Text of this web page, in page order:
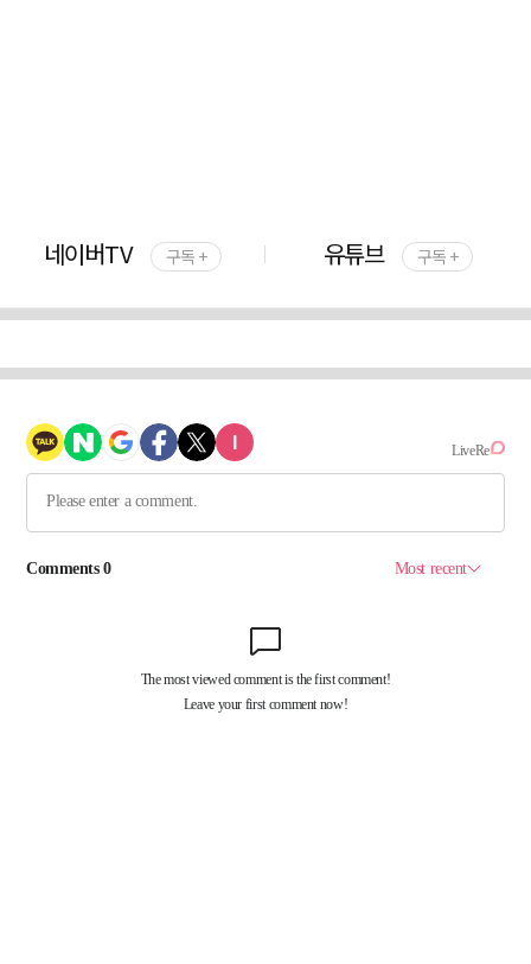
네이버TV 구독 + 유튜브 구독 +